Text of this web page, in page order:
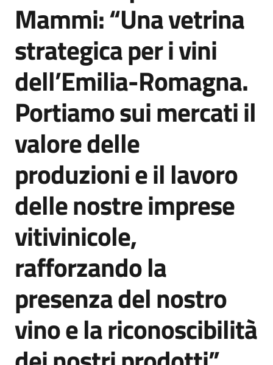
Mammi: “Una vetrina
strategica per i vini
dell’Emilia-Romagna.
Portiamo sui mercati il
valore delle
produzioni e il lavoro
delle nostre imprese
vitivinicole,
rafforzando la
presenza del nostro
vino e la riconoscibilità